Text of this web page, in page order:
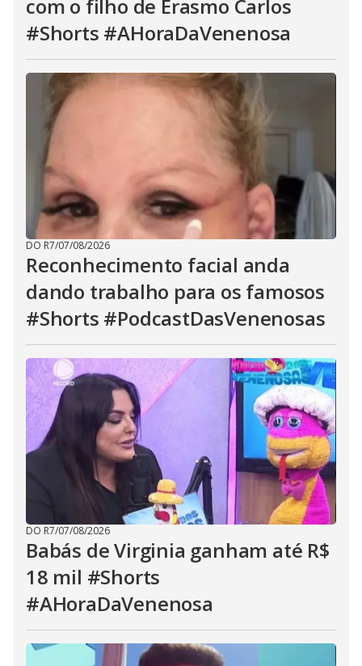
com o filho de Erasmo Carlos
#Shorts #AHoraDaVenenosa
DO R7/07/08/2026
Reconhecimento facial anda
dando trabalho para os famosos
#Shorts #PodcastDasVenenosas
DO R7/07/08/2026
Babás de Virginia ganham até R$
18 mil #Shorts
#AHoraDaVenenosa